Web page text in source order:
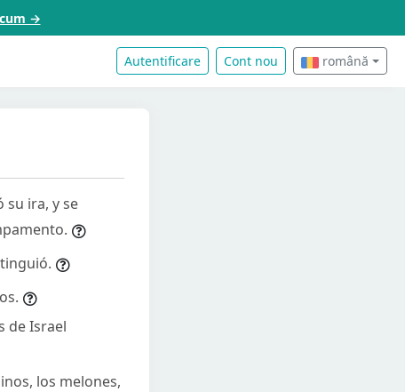
→
Autentificare Cont nou română
su ira, y se
de Israel
los melones,